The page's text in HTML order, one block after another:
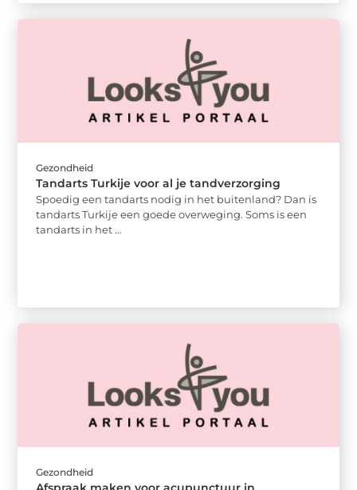
Gezondheid
Tandarts Turkije voor al je tandverzorging
Spoedig een tandarts nodig in het buitenland? Dan is
tandarts Turkije een goede overweging. Soms is een
tandarts in het ...
Gezondheid